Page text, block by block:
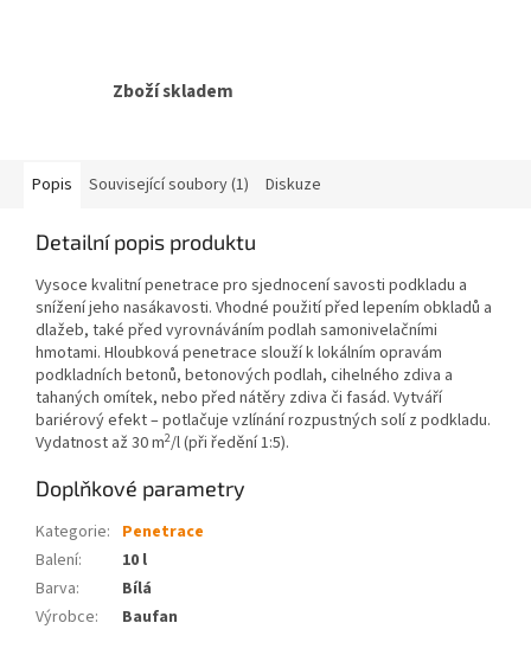
Zboží skladem
Popis Související soubory (1) Diskuze
Detailní popis produktu
Vysoce kvalitní penetrace pro sjednocení savosti podkladu a
snížení jeho nasákavosti. Vhodné použití před lepením obkladů a
dlažeb, také před vyrovnáváním podlah samonivelačními
hmotami. Hloubková penetrace slouží k lokálním opravám
podkladních betonů, betonových podlah, cihelného zdiva a
tahaných omítek, nebo před nátěry zdiva či fasád. Vytváří
bariérový efekt – potlačuje vzlínání rozpustných solí z podkladu.
Vydatnost až 30 m2/l (při ředění 1:5).
Doplňkové parametry
Kategorie: Penetrace
Balení:
10 l
Barva:
Bílá
Výrobce: Baufan